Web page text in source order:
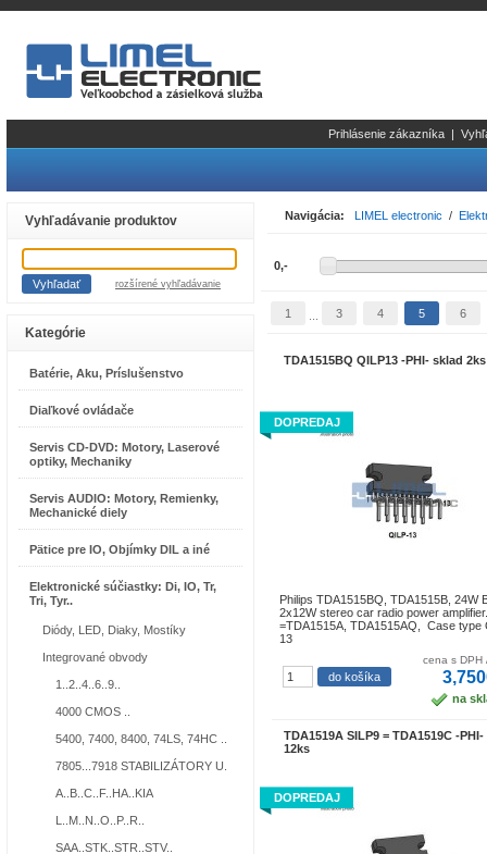
Prihlásenie zákazníka |
Vyhľadávanie produktov
rozšírené vyhľadávanie
Kategórie
Batérie, Aku, Príslušenstvo
Diaľkové ovládače
Servis CD-DVD: Motory, Laserové
optiky, Mechaniky
Servis AUDIO: Motory, Remienky,
Mechanické diely
Pätice pre IO, Objímky DIL a iné
Elektronické súčiastky: Di, IO, Tr,
Tri, Tyr..
Diódy, LED, Diaky, Mostíky
Integrované obvody
1..2..4..6..9..
4000 CMOS ..
5400, 7400, 8400, 74LS, 74HC ..
7805...7918 STABILIZÁTORY U.
A..B..C..F..HA..KIA
L..M..N..O..P..R..
SAA..STK..STR..STV..
Navigácia: LIMEL electronic /
1 3 4 5 6
TDA1515BQ QILP13 -PHI- sklad 2ks
DOPREDAJ
Philips TDA1515BQ, TDA1515B, 24W
2x12W stereo car radio power amplifier.
=TDA1515A, TDA1515AQ, Case type
13
cena s DPH
na
TDA1519A SILP9 = TDA1519C -
12ks
DOPREDAJ